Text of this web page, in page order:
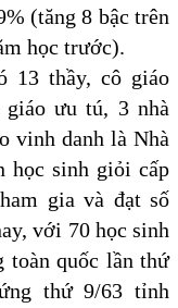
(tăng 8 bậc trên
học trước).
13 thầy, cô giáo
giáo ưu tú, 3 nhà
vinh danh là Nhà
học sinh giỏi cấp
gia và đạt số
với 70 học sinh
toàn quốc lần thứ
thứ 9/63 tỉnh